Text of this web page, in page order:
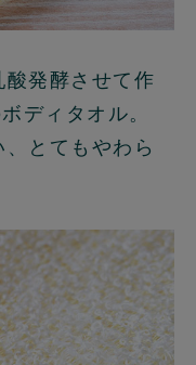
酸発酵させて作
ディタオル。
とてもやわら